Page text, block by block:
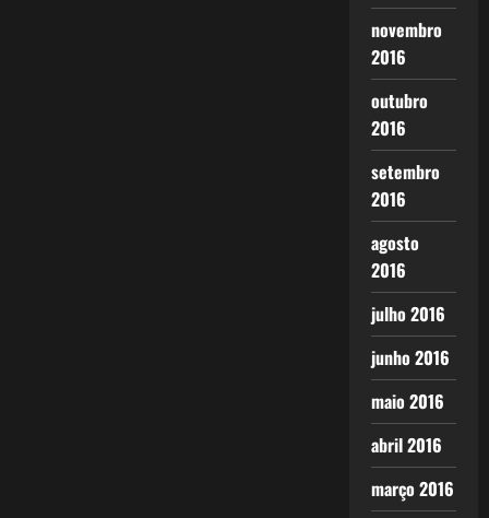
novembro
2016
outubro
2016
setembro
2016
agosto
2016
julho 2016
junho 2016
maio 2016
abril 2016
março 2016